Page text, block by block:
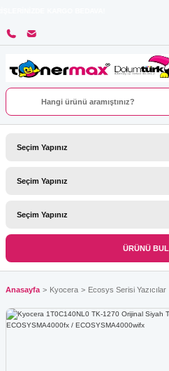
ÜRÜNÜ BUL
Anasayfa Kyocera Ecosys Serisi Yazıcılar